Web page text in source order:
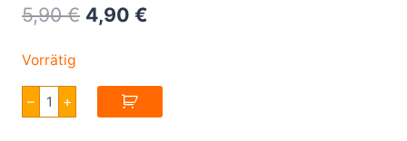
5,90€ Original
5,90 €.
4,90 €
Vorrätig
–
Full
Moon
Diabolo
+